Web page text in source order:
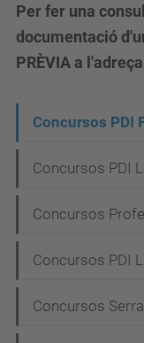
Per fer una
documentació
PRÈVIA a
a
v
g
a
i
Concursos PDI
Concursos PDI
Concursos
Concursos PDI
Concursos